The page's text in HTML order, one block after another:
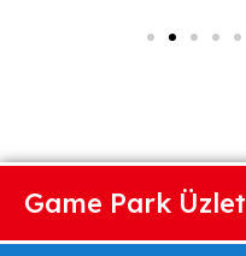
Game Park Üzlet